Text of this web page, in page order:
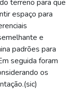
terreno para que
espaço para
e
padrões para
seguida foram
os